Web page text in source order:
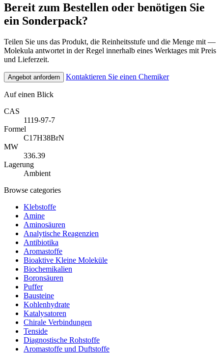
Bereit zum Bestellen oder benötigen Sie
ein Sonderpack?
Teilen Sie uns das Produkt, die Reinheitsstufe und die Menge mit —
Molekula antwortet in der Regel innerhalb eines Werktages mit Preis
und Lieferzeit.
Angebot anfordern Kontaktieren Sie einen Chemiker
Auf einen Blick
CAS
1119-97-7
Formel
C17H38BrN
MW
336.39
Lagerung
Ambient
Browse categories
Klebstoffe
Amine
Aminosäuren
Analytische Reagenzien
Antibiotika
Aromastoffe
Bioaktive Kleine Moleküle
Biochemikalien
Boronsäuren
Puffer
Bausteine
Kohlenhydrate
Katalysatoren
Chirale Verbindungen
Tenside
Diagnostische Rohstoffe
Aromastoffe und Duftstoffe